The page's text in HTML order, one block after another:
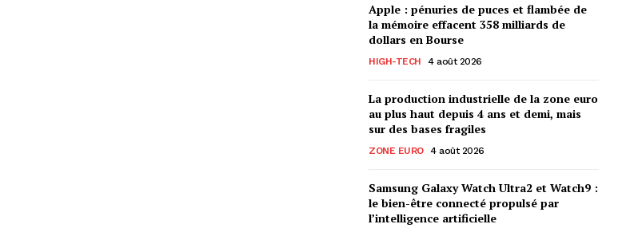
Apple : pénuries de puces et flambée de
la mémoire effacent 358 milliards de
dollars en Bourse
HIGH-TECH 4 août 2026
La production industrielle de la zone euro
au plus haut depuis 4 ans et demi, mais
sur des bases fragiles
ZONE EURO 4 août 2026
Samsung Galaxy Watch Ultra2 et Watch9 :
le bien-être connecté propulsé par
l’intelligence artificielle